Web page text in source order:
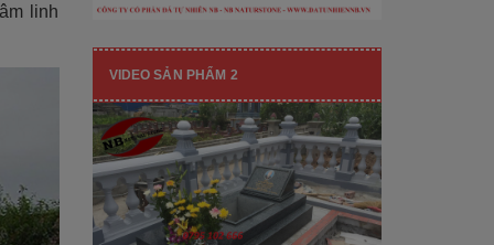
linh
VIDEO SẢN PHẨM 2